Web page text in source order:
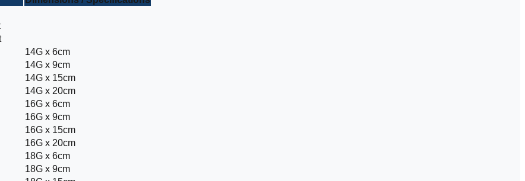
14G x 6cm
14G x 9cm
14G x 15cm
14G x 20cm
16G x 6cm
16G x 9cm
16G x 15cm
16G x 20cm
18G x 6cm
18G x 9cm